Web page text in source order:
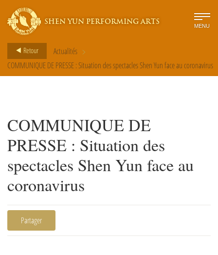
SHEN YUN PERFORMING ARTS MENU
Retour Actualités >
COMMUNIQUE DE PRESSE : Situation des spectacles Shen Yun face au coronavirus
COMMUNIQUE DE
PRESSE : Situation des
spectacles Shen Yun face au
coronavirus
Partager